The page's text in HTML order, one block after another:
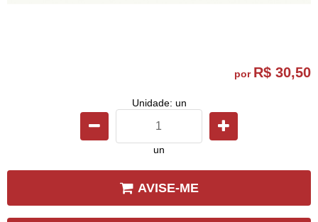
por R$ 30,50
Unidade: un
un
AVISE-ME